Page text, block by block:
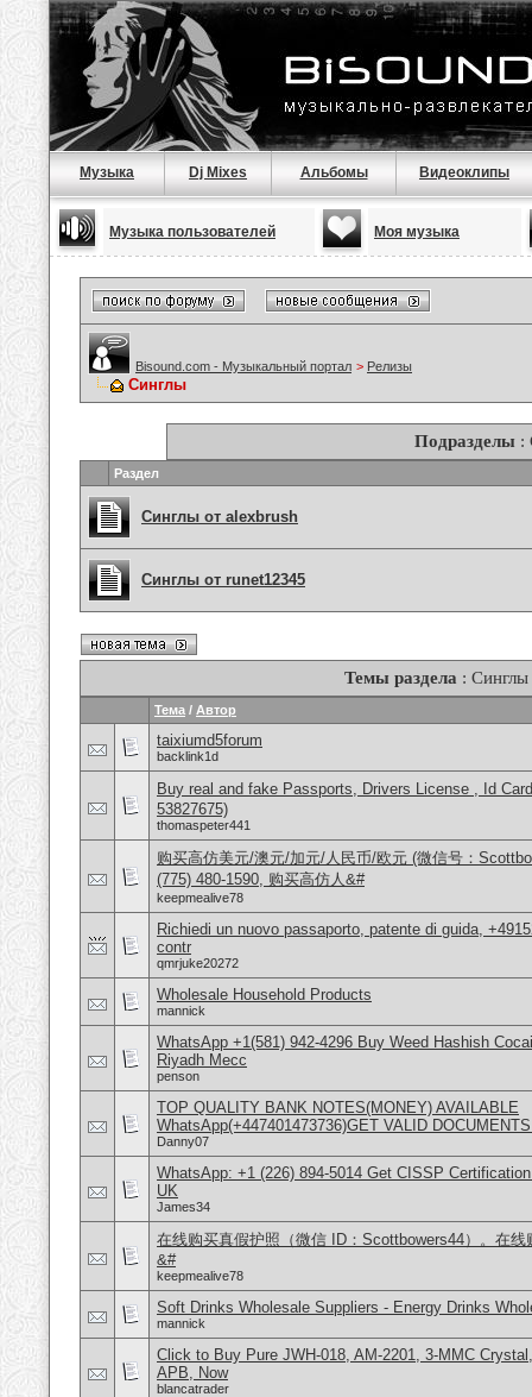
Музыка Dj Mixes Альбомы Видеоклипы
Музыка пользователей Моя музыка
Bisound.com - Музыкальный портал > Релизы
Синглы
Подразделы :
Раздел
Синглы от alexbrush
Синглы от runet12345
Темы раздела : Синглы
Тема / Автор
taixiumd5forum
backlink1d
Buy real and fake Passports, Drivers License , Id
53827675)
thomaspeter441
购买高仿美元/澳元/加元/人民币/欧元 (微信号：
(775) 480-1590, 购买高仿人&#
keepmealive78
Richiedi un nuovo passaporto, patente di guida,
contr
qmrjuke20272
Wholesale Household Products
mannick
WhatsApp +1(581) 942-4296 Buy Weed Hashish
Riyadh Mecc
penson
TOP QUALITY BANK NOTES(MONEY) AVAILABLE
WhatsApp(+447401473736)GET VALID
Danny07
WhatsApp: +1 (226) 894-5014​ Get CISSP
UK
James34
在线购买真假护照（微信 ID：Scottbowers44）。在
&#
keepmealive78
Soft Drinks Wholesale Suppliers - Energy Drinks
mannick
Click to Buy Pure JWH-018, AM-2201, 3-MMC
APB, Now
blancatrader